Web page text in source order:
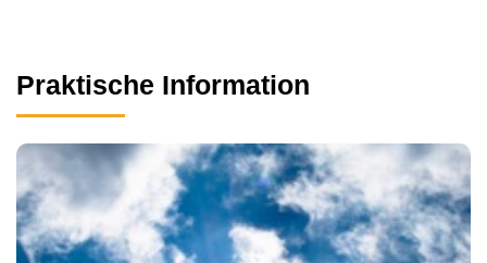
Praktische Information